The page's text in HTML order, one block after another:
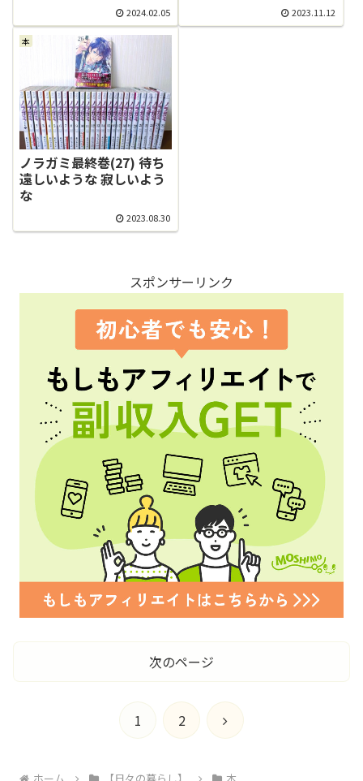
2024.02.05 2023.11.12
本
ノラガミ最終巻(27) 待ち
遠しいような 寂しいよう
な
2023.08.30
スポンサーリンク
次のページ
1 2
次